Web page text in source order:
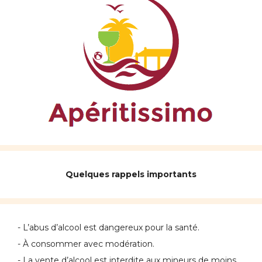
Quelques rappels importants
- L’abus d’alcool est dangereux pour la santé.
- À consommer avec modération.